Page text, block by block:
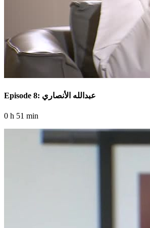
Episode 8: عبدالله الأنصاري
0 h 51 min